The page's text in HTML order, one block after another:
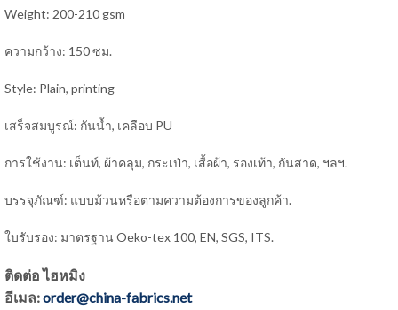
Weight: 200-210 gsm
ความกว้าง: 150 ซม.
Style: Plain, printing
เสร็จสมบูรณ์: กันน้ำ, เคลือบ PU
การใช้งาน: เต็นท์, ผ้าคลุม, กระเป๋า, เสื้อผ้า, รองเท้า, กันสาด, ฯลฯ.
บรรจุภัณฑ์: แบบม้วนหรือตามความต้องการของลูกค้า.
ใบรับรอง: มาตรฐาน Oeko-tex 100, EN, SGS, ITS.
ติดต่อ ไฮหมิง
อีเมล:order@china-fabrics.net